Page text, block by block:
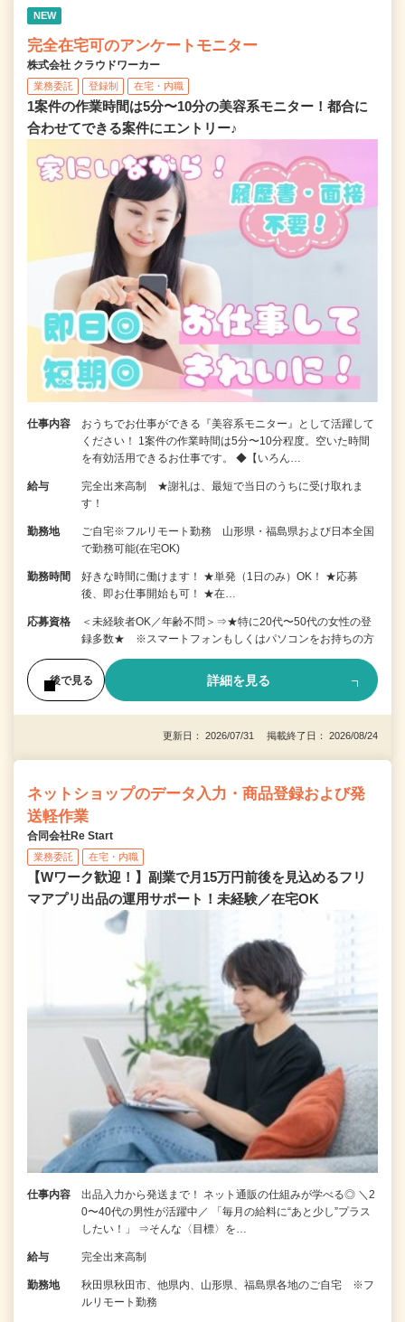
NEW
完全在宅可のアンケートモニター
株式会社 クラウドワーカー
業務委託 登録制 在宅・内職
1案件の作業時間は5分〜10分の美容系モニター！都合に
合わせてできる案件にエントリー♪
仕事内容
おうちでお仕事ができる『美容系モニター』として活躍して
ください！ 1案件の作業時間は5分〜10分程度。空いた時間
を有効活用できるお仕事です。 ◆【いろん…
給与
完全出来高制 ★謝礼は、最短で当日のうちに受け取れま
す！
勤務地
ご自宅※フルリモート勤務 山形県・福島県および日本全国
で勤務可能(在宅OK)
勤務時間
好きな時間に働けます！ ★単発（1日のみ）OK！ ★応募
後、即お仕事開始も可！ ★在…
応募資格
＜未経験者OK／年齢不問＞⇒★特に20代〜50代の女性の登
録多数★ ※スマートフォンもしくはパソコンをお持ちの方
後で見る 詳細を見る
更新日： 2026/07/31 掲載終了日： 2026/08/24
ネットショップのデータ入力・商品登録および発
送軽作業
合同会社Re Start
業務委託 在宅・内職
【Wワーク歓迎！】副業で月15万円前後を見込めるフリ
マアプリ出品の運用サポート！未経験／在宅OK
仕事内容
出品入力から発送まで！ ネット通販の仕組みが学べる◎ ＼2
0〜40代の男性が活躍中／ 「毎月の給料に“あと少し”プラス
したい！」 ⇒そんな〈目標〉を…
給与 完全出来高制
勤務地
秋田県秋田市、他県内、山形県、福島県各地のご自宅 ※フ
ルリモート勤務